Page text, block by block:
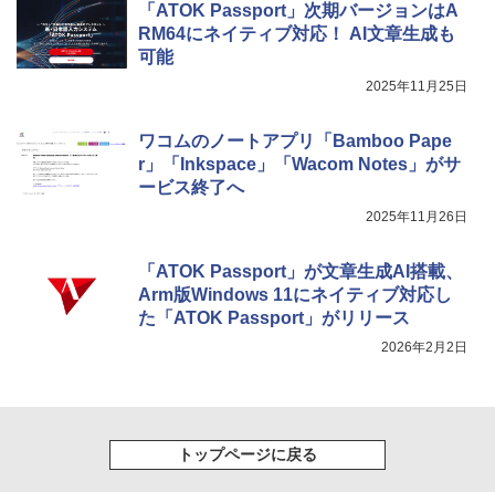
「ATOK Passport」次期バージョンはA
RM64にネイティブ対応！ AI文章生成も
可能
2025年11月25日
ワコムのノートアプリ「Bamboo Pape
r」「Inkspace」「Wacom Notes」がサ
ービス終了へ
2025年11月26日
「ATOK Passport」が文章生成AI搭載、
Arm版Windows 11にネイティブ対応し
た「ATOK Passport」がリリース
2026年2月2日
トップページに戻る